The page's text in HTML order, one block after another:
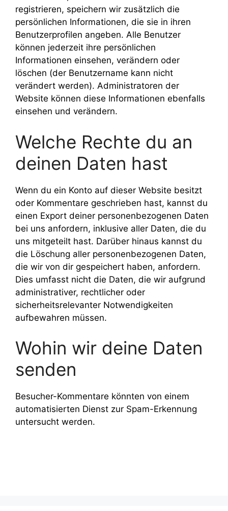
registrieren, speichern wir zusätzlich die
persönlichen Informationen, die sie in ihren
Benutzerprofilen angeben. Alle Benutzer
können jederzeit ihre persönlichen
Informationen einsehen, verändern oder
löschen (der Benutzername kann nicht
verändert werden). Administratoren der
Website können diese Informationen ebenfalls
einsehen und verändern.
Welche Rechte du an
deinen Daten hast
Wenn du ein Konto auf dieser Website besitzt
oder Kommentare geschrieben hast, kannst du
einen Export deiner personenbezogenen Daten
bei uns anfordern, inklusive aller Daten, die du
uns mitgeteilt hast. Darüber hinaus kannst du
die Löschung aller personenbezogenen Daten,
die wir von dir gespeichert haben, anfordern.
Dies umfasst nicht die Daten, die wir aufgrund
administrativer, rechtlicher oder
sicherheitsrelevanter Notwendigkeiten
aufbewahren müssen.
Wohin wir deine Daten
senden
Besucher-Kommentare könnten von einem
automatisierten Dienst zur Spam-Erkennung
untersucht werden.